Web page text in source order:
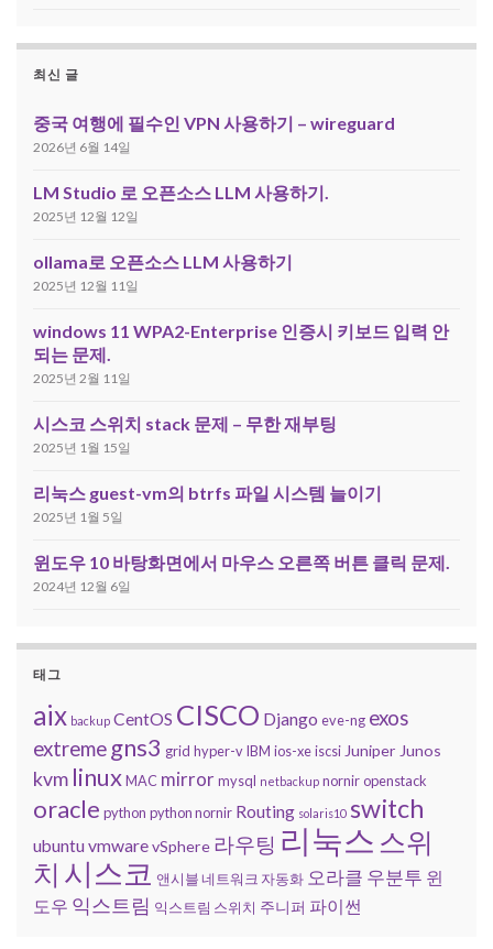
최신 글
중국 여행에 필수인 VPN 사용하기 – wireguard
2026년 6월 14일
LM Studio 로 오픈소스 LLM 사용하기.
2025년 12월 12일
ollama로 오픈소스 LLM 사용하기
2025년 12월 11일
windows 11 WPA2-Enterprise 인증시 키보드 입력 안
되는 문제.
2025년 2월 11일
시스코 스위치 stack 문제 – 무한 재부팅
2025년 1월 15일
리눅스 guest-vm의 btrfs 파일 시스템 늘이기
2025년 1월 5일
윈도우 10 바탕화면에서 마우스 오른쪽 버튼 클릭 문제.
2024년 12월 6일
태그
aix backup CentOS CISCO Django eve-ng exos
extreme gns3 grid hyper-vIBM ios-xeiscsi Juniper Junos
kvm linuxMAC mirror mysql netbackup norniropenstack
oracle python python nornir Routing solaris10 switch
ubuntuvmwarevSphere 라우팅 리눅스 스위
치 시스코 앤시블 네트워크 자동화 오라클 우분투 윈
도우 익스트림 익스트림 스위치 주니퍼 파이썬